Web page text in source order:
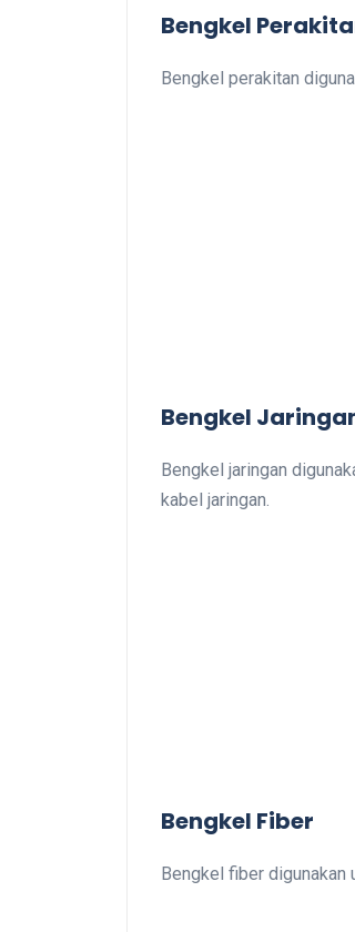
Bengkel
Bengkel perakitan
Bengkel
Bengkel jaringan
kabel jaringan.
Bengkel Fiber
Bengkel fiber